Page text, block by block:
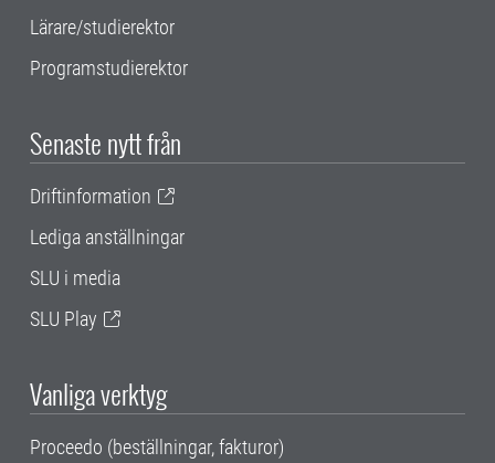
Lärare/studierektor
Programstudierektor
Senaste nytt från
Driftinformation
Lediga anställningar
SLU i media
SLU Play
Vanliga verktyg
Proceedo (beställningar, fakturor)